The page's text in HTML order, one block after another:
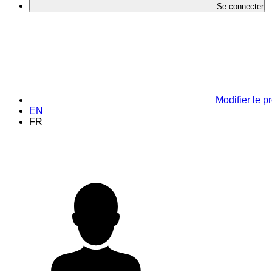
Se connecter
Modifier le
EN
FR